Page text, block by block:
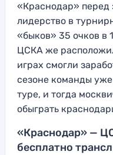
«Краснодар» перед
лидерство в
«быков» 35 очков в
ЦСКА же
играх смогли
сезоне команды
туре, и тогда
обыграть
«Краснодар» —
бесплатно